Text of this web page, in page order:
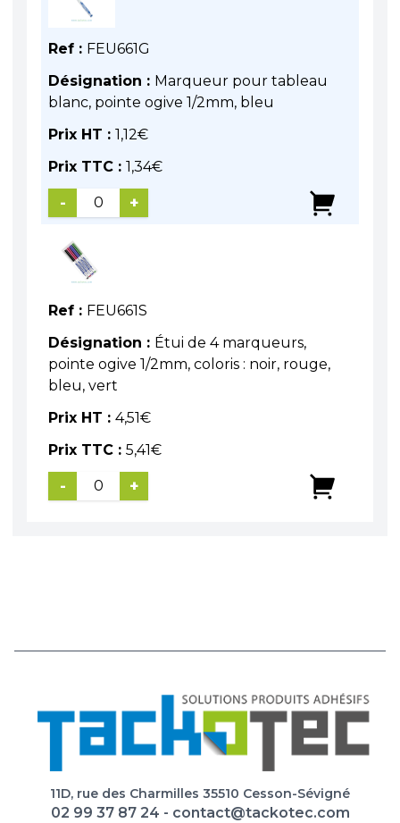
Ref : FEU661G
Désignation : Marqueur pour tableau
blanc, pointe ogive 1/2mm, bleu
Prix HT : 1,12€
Prix TTC : 1,34€
- +
Ref : FEU661S
Désignation : Étui de 4 marqueurs,
pointe ogive 1/2mm, coloris : noir, rouge,
bleu, vert
Prix HT : 4,51€
Prix TTC : 5,41€
- +
11D, rue des Charmilles 35510 Cesson-Sévigné
02 99 37 87 24 - contact@tackotec.com